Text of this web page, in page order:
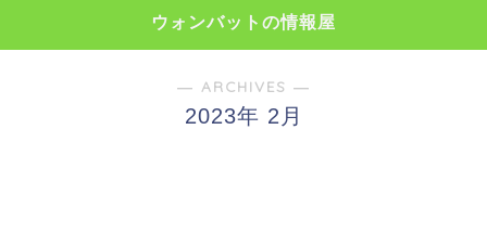
ウォンバットの情報屋
― ARCHIVES ―
2023年 2月